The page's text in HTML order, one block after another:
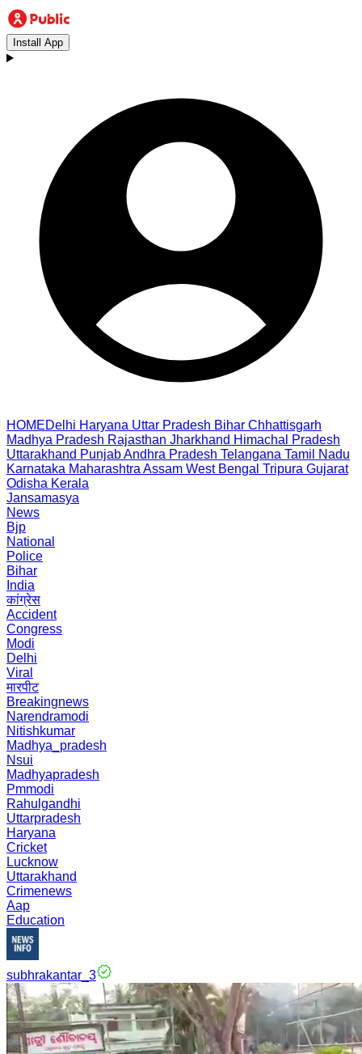
Install App
HOMEDelhi Haryana Uttar Pradesh Bihar Chhattisgarh
Madhya Pradesh Rajasthan Jharkhand Himachal Pradesh
Uttarakhand PunjabAndhra Pradesh Telangana Tamil Nadu
Karnataka Maharashtra Assam West Bengal Tripura Gujarat
Odisha Kerala
Jansamasya
News
Bjp
National
Police
Bihar
India
कांग्रेस
Accident
Congress
Modi
Delhi
Viral
मारपीट
Breakingnews
Narendramodi
Nitishkumar
Madhya_pradesh
Nsui
Madhyapradesh
Pmmodi
Rahulgandhi
Uttarpradesh
Haryana
Cricket
Lucknow
Uttarakhand
Crimenews
Aap
Education
subhrakantar_3